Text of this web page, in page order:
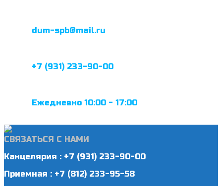
dum-spb@mail.ru
+7 (931) 233-90-00
Ежедневно 10:00 - 17:00
СВЯЗАТЬСЯ С НАМИ
Канцелярия : +7 (931) 233-90-00
Приемная : +7 (812) 233-95-58